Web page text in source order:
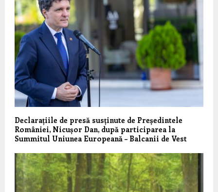
Declarațiile de presă susținute de Președintele
României, Nicușor Dan, după participarea la
Summitul Uniunea Europeană – Balcanii de Vest